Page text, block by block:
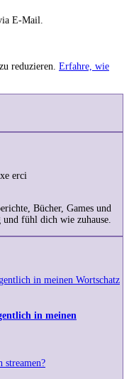
E-Mail.
reduzieren. Erfahre, wie
Bücher, Games und
und fühl dich wie zuhause.
in meinen